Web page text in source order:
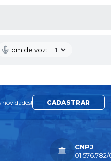
Tom de voz:
novidades! CADASTRAR
CNPJ